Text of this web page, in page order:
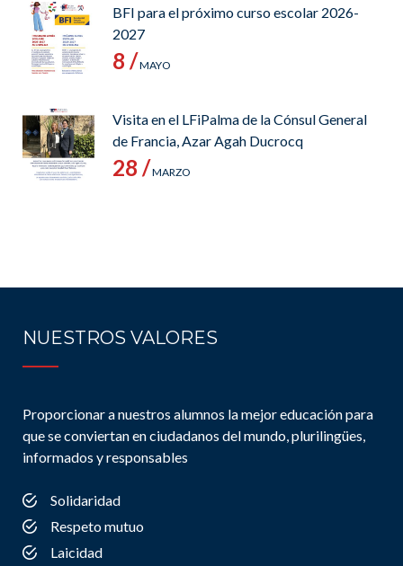
BFI para el próximo curso escolar 2026-
2027
8 /MAYO
Visita en el LFiPalma de la Cónsul General
de Francia, Azar Agah Ducrocq
28 /MARZO
NUESTROS VALORES
Proporcionar a nuestros alumnos la mejor educación para
que se conviertan en ciudadanos del mundo, plurilingües,
informados y responsables
Solidaridad
Respeto mutuo
Laicidad